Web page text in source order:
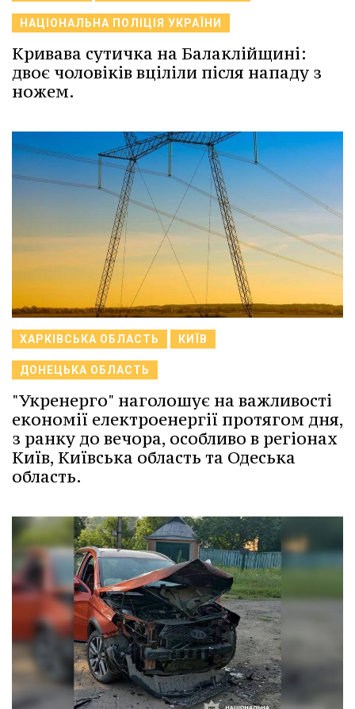
НАЦІОНАЛЬНА ПОЛІЦІЯ УКРАЇНИ
Кривава сутичка на Балаклійщині:
двоє чоловіків вціліли після нападу з
ножем.
ХАРКІВСЬКА ОБЛАСТЬ КИЇВ
ДОНЕЦЬКА ОБЛАСТЬ
"Укренерго" наголошує на важливості
економії електроенергії протягом дня,
з ранку до вечора, особливо в регіонах
Київ, Київська область та Одеська
область.